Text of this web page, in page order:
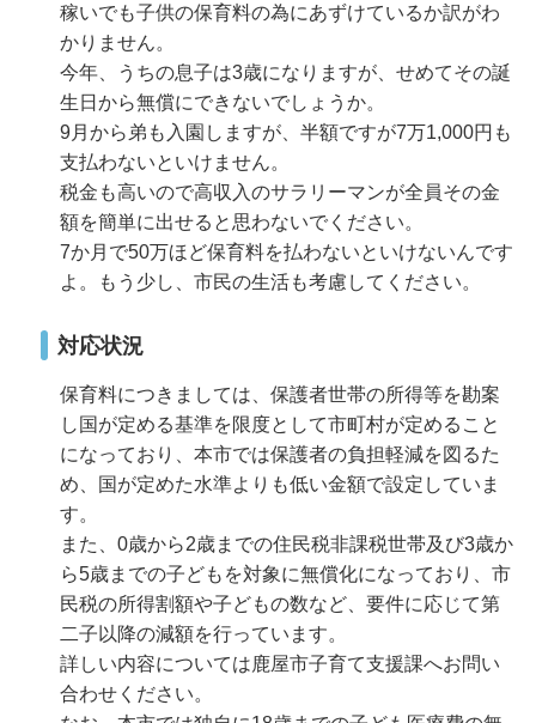
稼いでも子供の保育料の為にあずけているか訳がわ
かりません。
今年、うちの息子は3歳になりますが、せめてその誕
生日から無償にできないでしょうか。
9月から弟も入園しますが、半額ですが7万1,000円も
支払わないといけません。
税金も高いので高収入のサラリーマンが全員その金
額を簡単に出せると思わないでください。
7か月で50万ほど保育料を払わないといけないんです
よ。もう少し、市民の生活も考慮してください。
対応状況
保育料につきましては、保護者世帯の所得等を勘案
し国が定める基準を限度として市町村が定めること
になっており、本市では保護者の負担軽減を図るた
め、国が定めた水準よりも低い金額で設定していま
す。
また、0歳から2歳までの住民税非課税世帯及び3歳か
ら5歳までの子どもを対象に無償化になっており、市
民税の所得割額や子どもの数など、要件に応じて第
二子以降の減額を行っています。
詳しい内容については鹿屋市子育て支援課へお問い
合わせください。